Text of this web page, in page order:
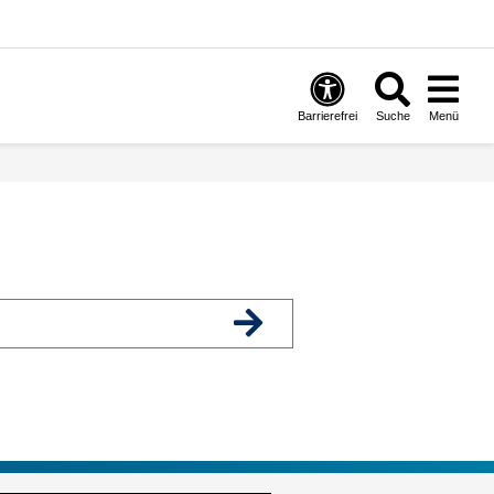
Barrierefrei Suche Menü